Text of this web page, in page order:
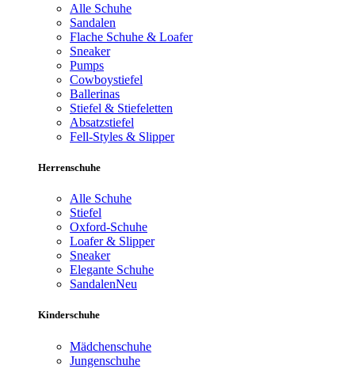
Alle Schuhe
Sandalen
Flache Schuhe & Loafer
Sneaker
Pumps
Cowboystiefel
Ballerinas
Stiefel & Stiefeletten
Absatzstiefel
Fell-Styles & Slipper
Herrenschuhe
Alle Schuhe
Stiefel
Oxford-Schuhe
Loafer & Slipper
Sneaker
Elegante Schuhe
SandalenNeu
Kinderschuhe
Mädchenschuhe
Jungenschuhe